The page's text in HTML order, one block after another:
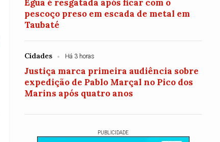
Égua é resgatada após ficar com o
pescoço preso em escada de metal em
Taubaté
Cidades Há 3 horas
Justiça marca primeira audiência sobre
expedição de Pablo Marçal no Pico dos
Marins após quatro anos
PUBLICIDADE